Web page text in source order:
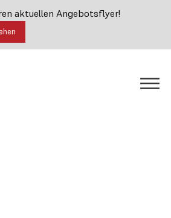
aktuellen Angebotsflyer!